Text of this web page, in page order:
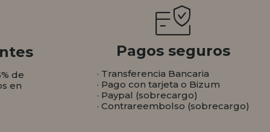
de
en
Pagos seguros
· Transferencia Bancaria
· Pago con tarjeta o Bizum
· Paypal (sobrecargo)
· Contrareembolso (sobrecargo)